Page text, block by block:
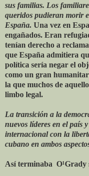
sus familias. Los
queridos pudieran morir
España. Una vez en
engañados. Eran
tenían derecho a
que España admitiera
política sería negar el
como un gran
la que muchos de
limbo legal.
La transición a la
nuevos líderes en el país
internacional con la
cubano en ambos
Así terminaba O¹Grady